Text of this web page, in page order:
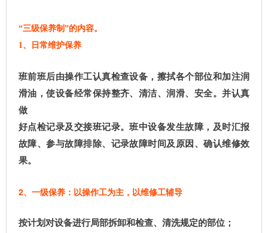
“三级保养制”的内容。
1、日常维护保养
班前班后由操作工认真检查设备，擦拭各个部位和加注润
滑油，使设备经常保持整齐、清洁、润滑、安全。并认真
做
好点检记录及交接班记录。班中设备发生故障，及时汇报
故障、参与故障排除、记录故障时间及原因、确认维修效
果。
2、一级保养：以操作工为主，以维修工辅导
按计划对设备进行局部拆卸和检查、清洗规定的部位；